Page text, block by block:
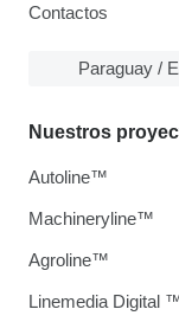
Contactos
Paraguay /
Nuestros
Autoline™
Machineryline™
Agroline™
Linemedia Digital